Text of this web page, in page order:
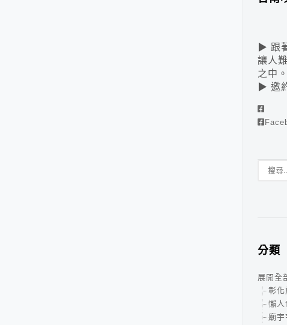
▶ 跟
讓人
之中。
▶ 邀
分類
展開全
彰化
懶人
廟